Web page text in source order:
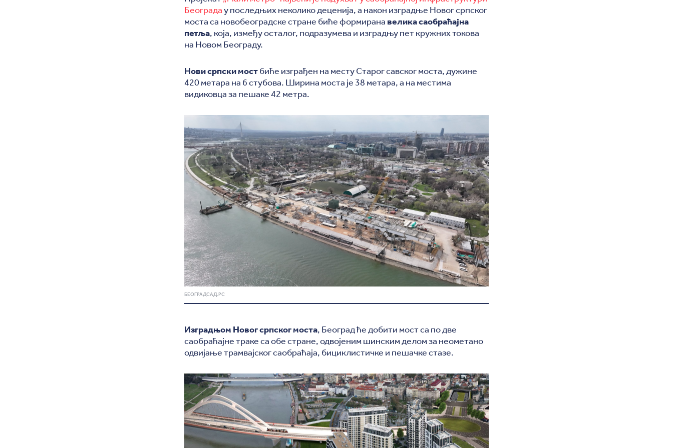
Београдау последњих неколико деценија, а након изградње Новог српског
моста са новобеоградске стране биће формирана велика саобраћајна
петља, која, између осталог, подразумева и изградњу пет кружних токова
на Новом Београду.
Нови српски мостбиће изграђен на месту Старог савског моста, дужине
420 метара на 6 стубова. Ширина моста је 38 метара, а на местима
видиковца за пешаке 42 метра.
БЕОГРАДСАД.РС
Изградњом Новог српског моста, Београд ће добити мост са по две
саобраћајне траке са обе стране, одвојеним шинским делом за неометано
одвијање трамвајског саобраћаја, бициклистичке и пешачке стазе.